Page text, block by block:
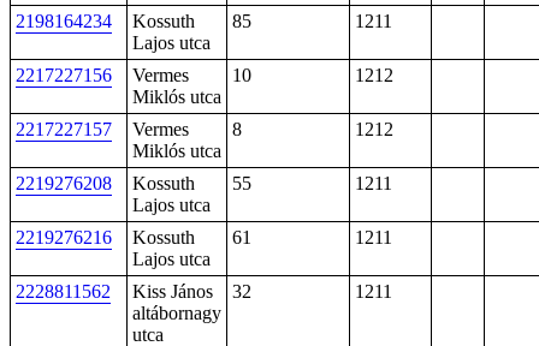
2198164234
Kossuth
Lajos utca
85 1211
2217227156
Vermes
Miklós utca
10 1212
2217227157
Vermes
Miklós utca
8 1212
2219276208
Kossuth
Lajos utca
55 1211
2219276216
Kossuth
Lajos utca
61 1211
2228811562
Kiss János
altábornagy
utca
32 1211